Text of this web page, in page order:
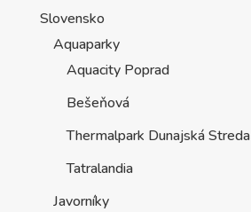
Slovensko
Aquaparky
Aquacity Poprad
Bešeňová
Thermalpark Dunajská Streda
Tatralandia
Javorníky